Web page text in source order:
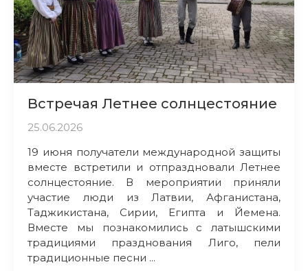
Встречая Летнее солнцестояние
25.06.2026
19 июня получатели международной защиты
вместе встретили и отпраздновали Летнее
солнцестояние. В мероприятии приняли
участие люди из Латвии, Афганистана,
Таджикистана, Сирии, Египта и Йемена.
Вместе мы познакомились с латышскими
традициями празднования Лиго, пели
традиционные песни ...